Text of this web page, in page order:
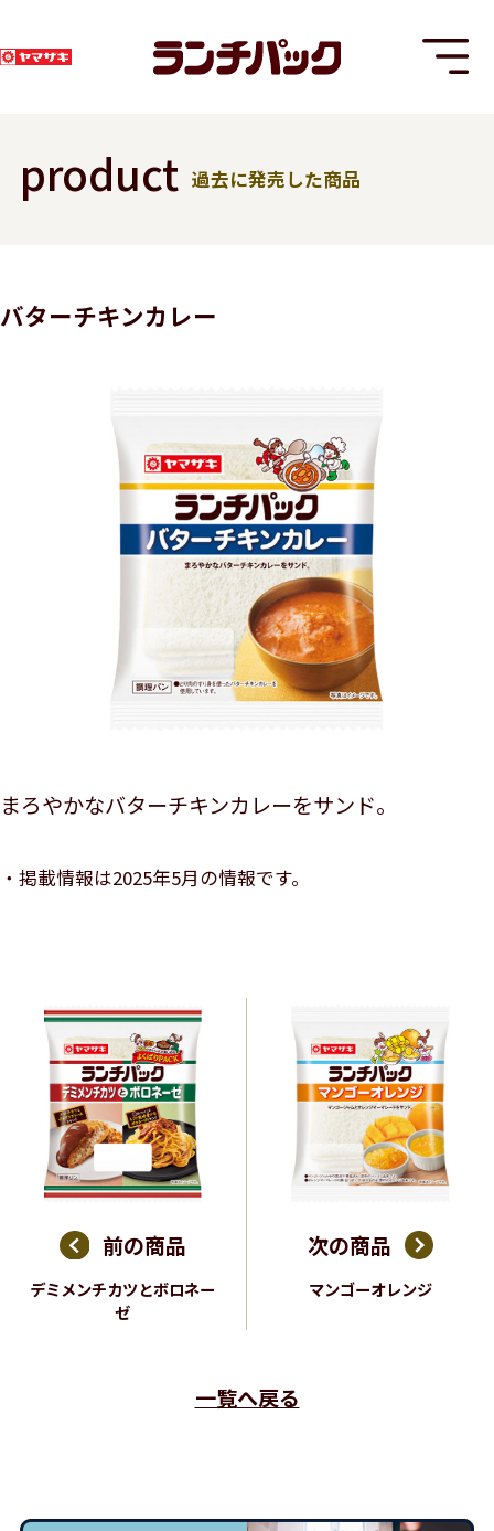
product 過去に発売した商品
バターチキンカレー
まろやかなバターチキンカレーをサンド。
掲載情報は2025年5月の情報です。
前の商品
デミメンチカツとボロネー
ゼ
一覧へ戻る
次の商品
マンゴーオレンジ